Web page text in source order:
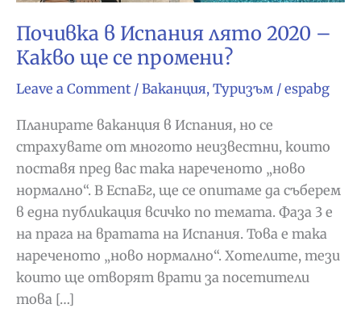
Почивка в Испания лято 2020 –
Какво ще се промени?
Leave a Comment / Ваканция, Туризъм / espabg
Планирате ваканция в Испания, но се
страхувате от многото неизвестни, които
поставя пред вас така нареченото „ново
нормално“. В ЕспаБг, ще се опитаме да съберем
в една публикация всичко по темата. Фаза 3 е
на прага на вратата на Испания. Това е така
нареченото „ново нормално“. Хотелите, тези
които ще отворят врати за посетители
това […]